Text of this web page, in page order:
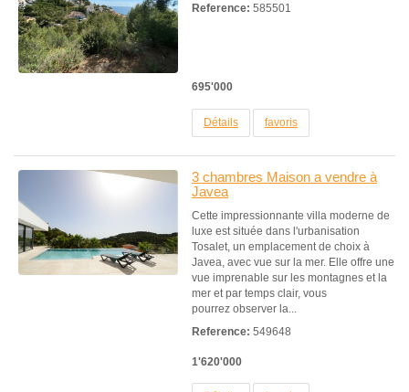
Reference: 585501
695'000
Détails favoris
3 chambres Maison a vendre à
Javea
Cette impressionnante villa moderne de
luxe est située dans l'urbanisation
Tosalet, un emplacement de choix à
Javea, avec vue sur la mer. Elle offre une
vue imprenable sur les montagnes et la
mer et par temps clair, vous
pourrez observer la...
Reference: 549648
1'620'000